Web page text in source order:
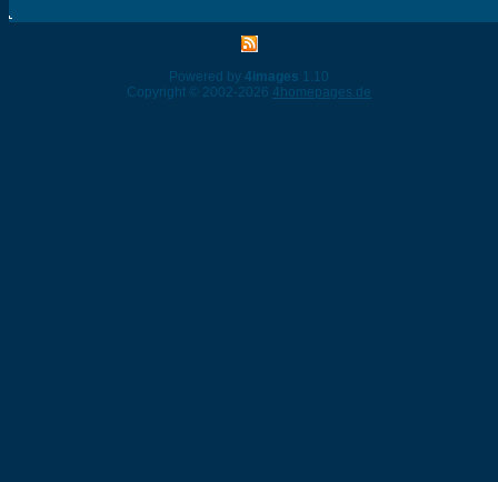
Powered by 4images 1.10
Copyright © 2002-2026 4homepages.de